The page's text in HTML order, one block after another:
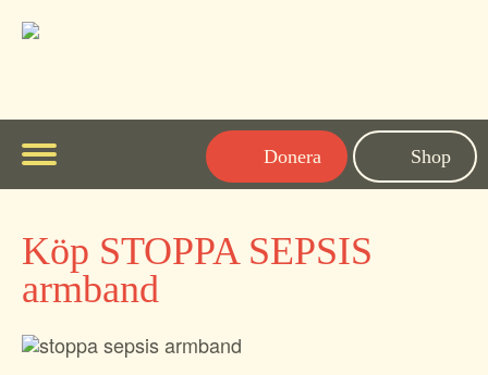
Donera Shop
Symptom
Sepsis hos barn
Sepsis hos äldre
Personliga berättelser
Aktuellt
Kännedomsundersökning
Om Sepsisfonden
Köp STOPPA SEPSIS
armband